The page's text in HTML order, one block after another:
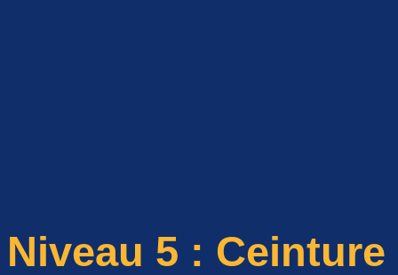
Niveau 5 :